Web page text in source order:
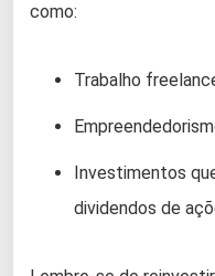
como:
Trabalho
Investimentos
dividendos de